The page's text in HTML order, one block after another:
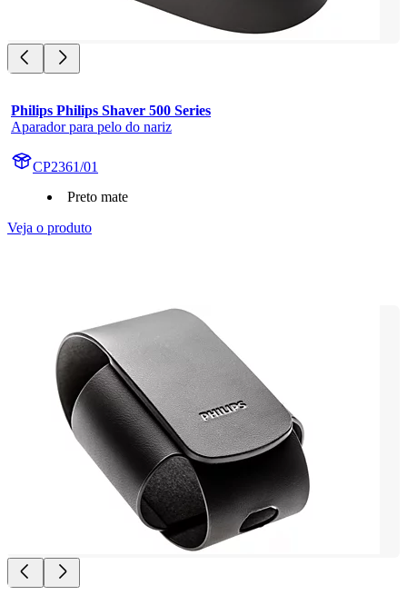
Philips Philips Shaver 500 Series
Aparador para pelo do nariz
CP2361/01
Preto mate
Veja o produto